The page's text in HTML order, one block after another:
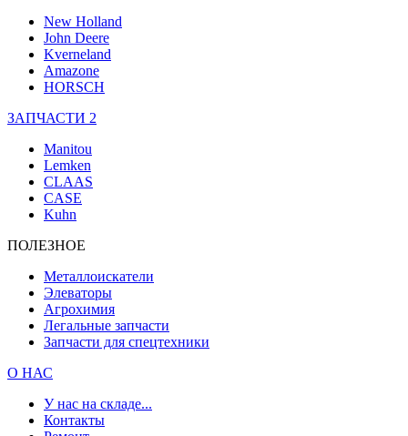
New Holland
John Deere
Kverneland
Amazone
HORSCH
ЗАПЧАСТИ 2
Manitou
Lemken
CLAAS
CASE
Kuhn
ПОЛЕЗНОЕ
Металлоискатели
Элеваторы
Агрохимия
Легальные запчасти
Запчасти для спецтехники
О НАС
У нас на складе...
Контакты